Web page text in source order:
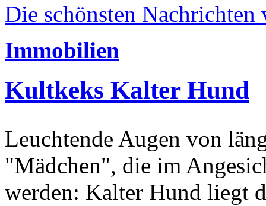
Die schönsten Nachrichten
Immobilien
Kultkeks Kalter Hund
Leuchtende Augen von
"Mädchen", die im
werden: Kalter Hund liegt